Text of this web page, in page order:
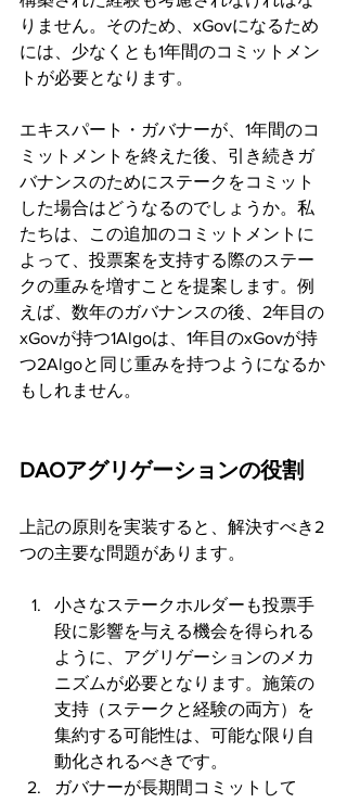
りません。そのため、xGovになるため
には、少なくとも1年間のコミットメン
トが必要となります。
エキスパート・ガバナーが、1年間のコ
ミットメントを終えた後、引き続きガ
バナンスのためにステークをコミット
した場合はどうなるのでしょうか。私
たちは、この追加のコミットメントに
よって、投票案を支持する際のステー
クの重みを増すことを提案します。例
えば、数年のガバナンスの後、2年目の
xGovが持つ1Algoは、1年目のxGovが持
つ2Algoと同じ重みを持つようになるか
もしれません。
DAOアグリゲーションの役割
上記の原則を実装すると、解決すべき2
つの主要な問題があります。
小さなステークホルダーも投票手
段に影響を与える機会を得られる
ように、アグリゲーションのメカ
ニズムが必要となります。施策の
支持（ステークと経験の両方）を
集約する可能性は、可能な限り自
動化されるべきです。
ガバナーが長期間コミットして